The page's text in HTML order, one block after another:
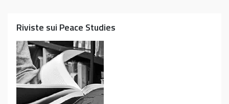
Riviste sui Peace Studies